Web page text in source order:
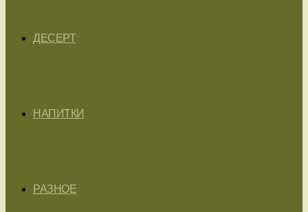
ДЕСЕРТ
НАПИТКИ
РАЗНОЕ